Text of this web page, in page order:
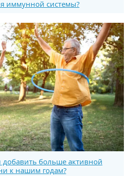
иммунной системы?
больше активной
к нашим годам?